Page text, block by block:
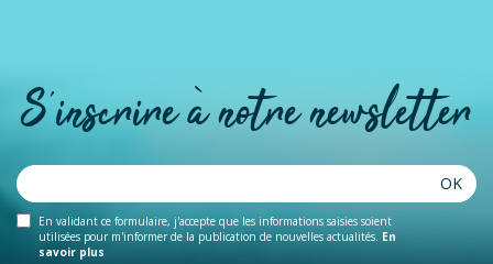
S'inscrire à notre newsletter
En validant ce formulaire, j'accepte que les informations saisies soient
utilisées pour m'informer de la publication de nouvelles actualités. En
savoir plus
OK